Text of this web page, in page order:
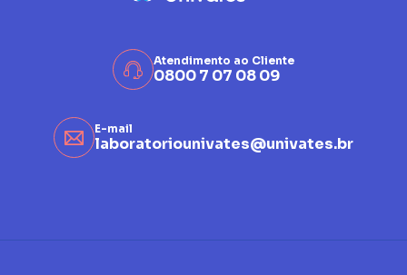
Atendimento ao Cliente
0800 7 07 08 09
E-mail
laboratoriounivates@univates.br